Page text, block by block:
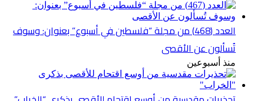
العدد (468) من مجلة “فلسطين في أسبوع” بعنوان: وسوف
تُسألون عن الأقصى
منذ أسبوعين